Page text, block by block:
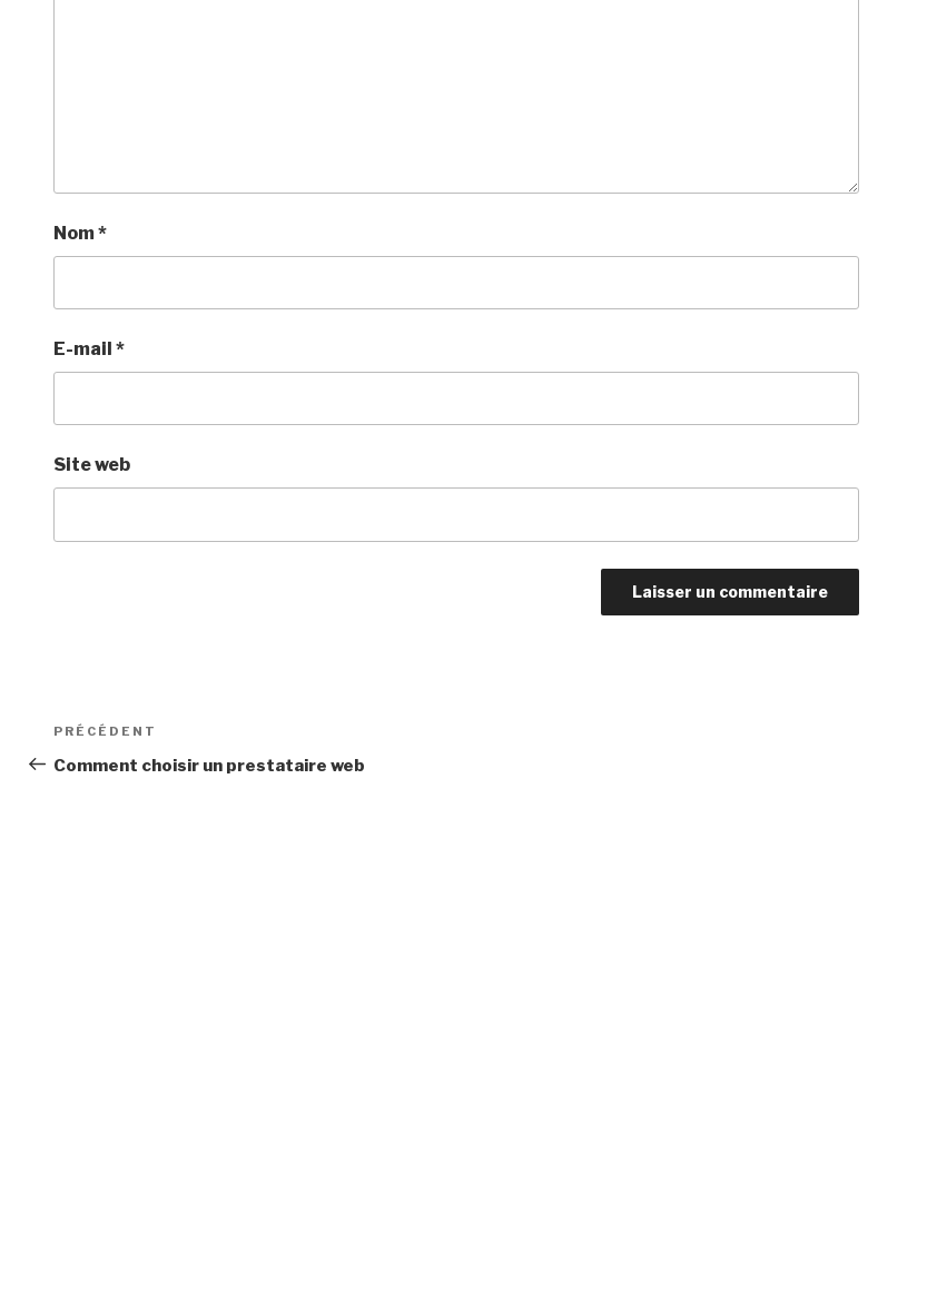
Nom*
E-mail *
Site web
Navigation
de
Article
précédent
PRÉCÉDENT
Comment choisir un prestataire web